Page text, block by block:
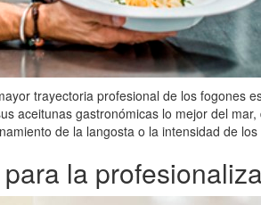
trayectoria profesional de los fogones
aceitunas gastronómicas lo mejor del
de la langosta o la intensidad de
la